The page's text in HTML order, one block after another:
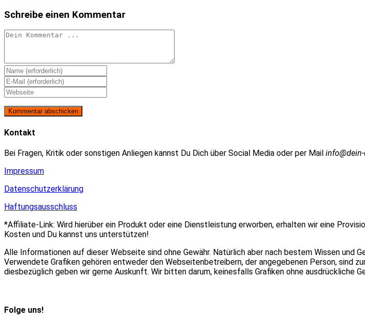
Schreibe einen Kommentar
Kommentieren
Gib
deinen
Namen
oder
Benutzernamen
zum
Kommentieren
ein
Gib
deine
E-
Mail-
Adresse
zum
ein
Gib
Website-
ein
Kontakt
Bei Fragen, Kritik oder sonstigen Anliegen kannst Du Dich über Social Media oder per Mail
Impressum
Datenschutzerklärung
Haftungsausschluss
*Affiliate-Link: Wird hierüber ein Produkt oder eine Dienstleistung erworben, erhalten wir eine
Kosten und Du kannst uns unterstützen!
Alle Informationen auf dieser Webseite sind ohne Gewähr. Natürlich aber nach bestem Wissen und
Verwendete Grafiken gehören entweder den Webseitenbetreibern, der angegebenen Person, sind
diesbezüglich geben wir gerne Auskunft. Wir bitten darum, keinesfalls Grafiken ohne ausdrückliche
Folge uns!